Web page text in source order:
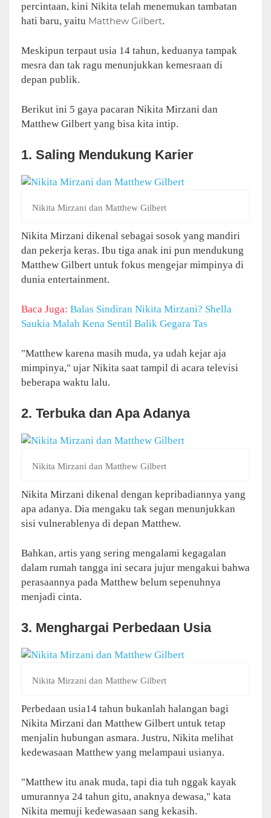
percintaan, kini Nikita telah menemukan tambatan
hati baru, yaitu Matthew Gilbert.
Meskipun terpaut usia 14 tahun, keduanya tampak
mesra dan tak ragu menunjukkan kemesraan di
depan publik.
Berikut ini 5 gaya pacaran Nikita Mirzani dan
Matthew Gilbert yang bisa kita intip.
1. Saling Mendukung Karier
Nikita Mirzani dan Matthew Gilbert
Nikita Mirzani dikenal sebagai sosok yang mandiri
dan pekerja keras. Ibu tiga anak ini pun mendukung
Matthew Gilbert untuk fokus mengejar mimpinya di
dunia entertainment.
Baca Juga: Balas Sindiran Nikita Mirzani? Shella
Saukia Malah Kena Sentil Balik Gegara Tas
"Matthew karena masih muda, ya udah kejar aja
mimpinya," ujar Nikita saat tampil di acara televisi
beberapa waktu lalu.
2. Terbuka dan Apa Adanya
Nikita Mirzani dan Matthew Gilbert
Nikita Mirzani dikenal dengan kepribadiannya yang
apa adanya. Dia mengaku tak segan menunjukkan
sisi vulnerablenya di depan Matthew.
Bahkan, artis yang sering mengalami kegagalan
dalam rumah tangga ini secara jujur mengakui bahwa
perasaannya pada Matthew belum sepenuhnya
menjadi cinta.
3. Menghargai Perbedaan Usia
Nikita Mirzani dan Matthew Gilbert
Perbedaan usia14 tahun bukanlah halangan bagi
Nikita Mirzani dan Matthew Gilbert untuk tetap
menjalin hubungan asmara. Justru, Nikita melihat
kedewasaan Matthew yang melampaui usianya.
"Matthew itu anak muda, tapi dia tuh nggak kayak
umurannya 24 tahun gitu, anaknya dewasa," kata
Nikita memuji kedewasaan sang kekasih.